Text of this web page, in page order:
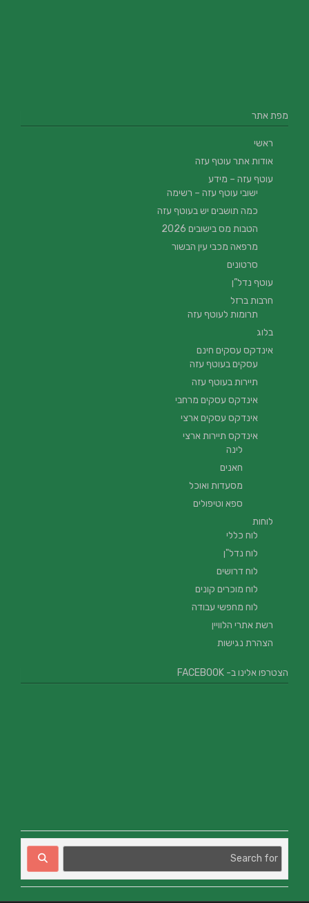
מפת אתר
ראשי
אודות אתר עוטף עזה
עוטף עזה – מידע
ישובי עוטף עזה – רשימה
כמה תושבים יש בעוטף עזה
הטבות מס בישובים 2026
מרפאה מכבי עין הבשור
סרטונים
עוטף נדל”ן
חרבות ברזל
תרומות לעוטף עזה
בלוג
אינדקס עסקים חינם
עסקים בעוטף עזה
תיירות בעוטף עזה
אינדקס עסקים מרחבי
אינדקס עסקים ארצי
אינדקס תיירות ארצי
לינה
חאנים
מסעדות ואוכל
ספא וטיפולים
לוחות
לוח כללי
לוח נדל"ן
לוח דרושים
לוח מוכרים קונים
לוח מחפשי עבודה
רשת אתרי הלוויין
הצהרת נגישות
הצטרפו אלינו ב- FACEBOOK